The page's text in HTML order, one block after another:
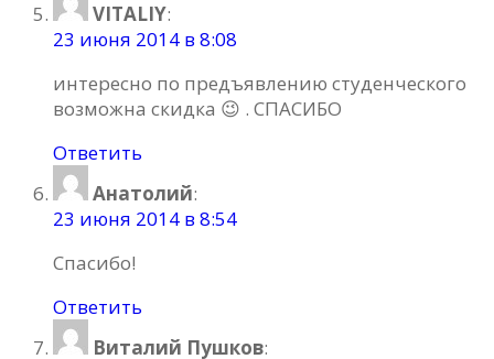
VITALIY:
23 июня 2014 в 8:08
интересно по предъявлению студенческого
возможна скидка 😉 . СПАСИБО
Ответить
Анатолий:
23 июня 2014 в 8:54
Спасибо!
Ответить
Виталий Пушков: